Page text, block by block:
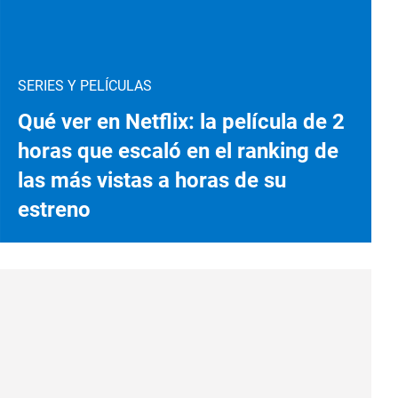
SERIES Y PELÍCULAS
Qué ver en Netflix: la película de 2
horas que escaló en el ranking de
las más vistas a horas de su
estreno